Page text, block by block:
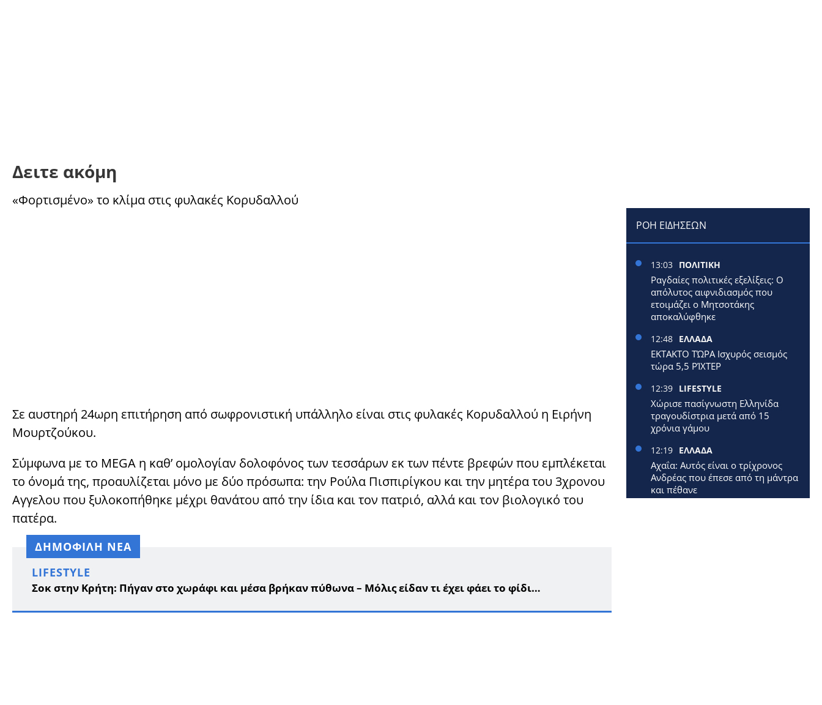
Δειτε ακόμη
«Φορτισμένο» το κλίμα στις φυλακές Κορυδαλλού
Σε αυστηρή 24ωρη επιτήρηση από σωφρονιστική υπάλληλο είναι στις φυλακές Κορυδαλλού η Ειρήνη
Μουρτζούκου.
Σύμφωνα με το MEGA η καθ’ ομολογίαν δολοφόνος των τεσσάρων εκ των πέντε βρεφών που εμπλέκεται
το όνομά της, προαυλίζεται μόνο με δύο πρόσωπα: την Ρούλα Πισπιρίγκου και την μητέρα του 3χρονου
Αγγελου που ξυλοκοπήθηκε μέχρι θανάτου από την ίδια και τον πατριό, αλλά και τον βιολογικό του
πατέρα.
ΔΗΜΟΦΙΛΗ ΝΕΑ
LIFESTYLE
Σοκ στην Κρήτη: Πήγαν στο χωράφι και μέσα βρήκαν πύθωνα – Μόλις είδαν τι έχει φάει το φίδι…
ΡΟΗ ΕΙΔΗΣΕΩΝ
13:03 ΠΟΛΙΤΙΚΗ
Ραγδαίες πολιτικές εξελίξεις: Ο
απόλυτος αιφνιδιασμός που
ετοιμάζει ο Μητσοτάκης
αποκαλύφθηκε
12:48 ΕΛΛΑΔΑ
ΕΚΤΑΚΤΟ ΤΏΡΑ Ισχυρός σεισμός
τώρα 5,5 ΡΊΧΤΕΡ
12:39 LIFESTYLE
Χώρισε πασίγνωστη Ελληνίδα
τραγουδίστρια μετά από 15
χρόνια γάμου
12:19 ΕΛΛΑΔΑ
Αχαΐα: Αυτός είναι ο τρίχρονος
Ανδρέας που έπεσε από τη μάντρα
και πέθανε